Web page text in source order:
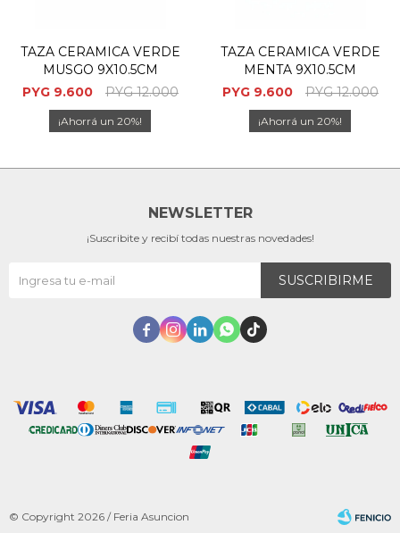
TAZA CERAMICA VERDE
MUSGO 9X10.5CM
PYG 9.600 PYG 12.000
20
TAZA CERAMICA VERDE
MENTA 9X10.5CM
PYG 9.600 PYG 12.000
20
NEWSLETTER
¡Suscribite y recibí todas nuestras novedades!
SUSCRIBIRME
    
© Copyright 2026 / Feria Asuncion